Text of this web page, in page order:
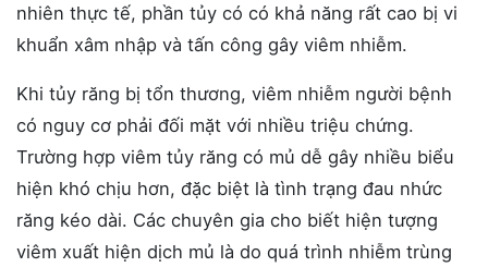
nhiên thực tế, phần tủy có có khả năng rất cao bị vi
khuẩn xâm nhập và tấn công gây viêm nhiễm.
Khi tủy răng bị tổn thương, viêm nhiễm người bệnh
có nguy cơ phải đối mặt với nhiều triệu chứng.
Trường hợp viêm tủy răng có mủ dễ gây nhiều biểu
hiện khó chịu hơn, đặc biệt là tình trạng đau nhức
răng kéo dài. Các chuyên gia cho biết hiện tượng
viêm xuất hiện dịch mủ là do quá trình nhiễm trùng